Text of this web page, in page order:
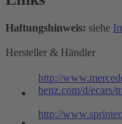
Haftungshinweis: siehe
Hersteller & Händler
http://
benz.com/d/ecars/
http://